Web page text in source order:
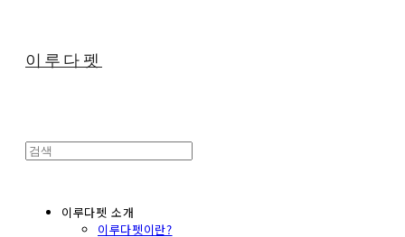
이루다펫
이루다펫 소개
이루다펫이란?